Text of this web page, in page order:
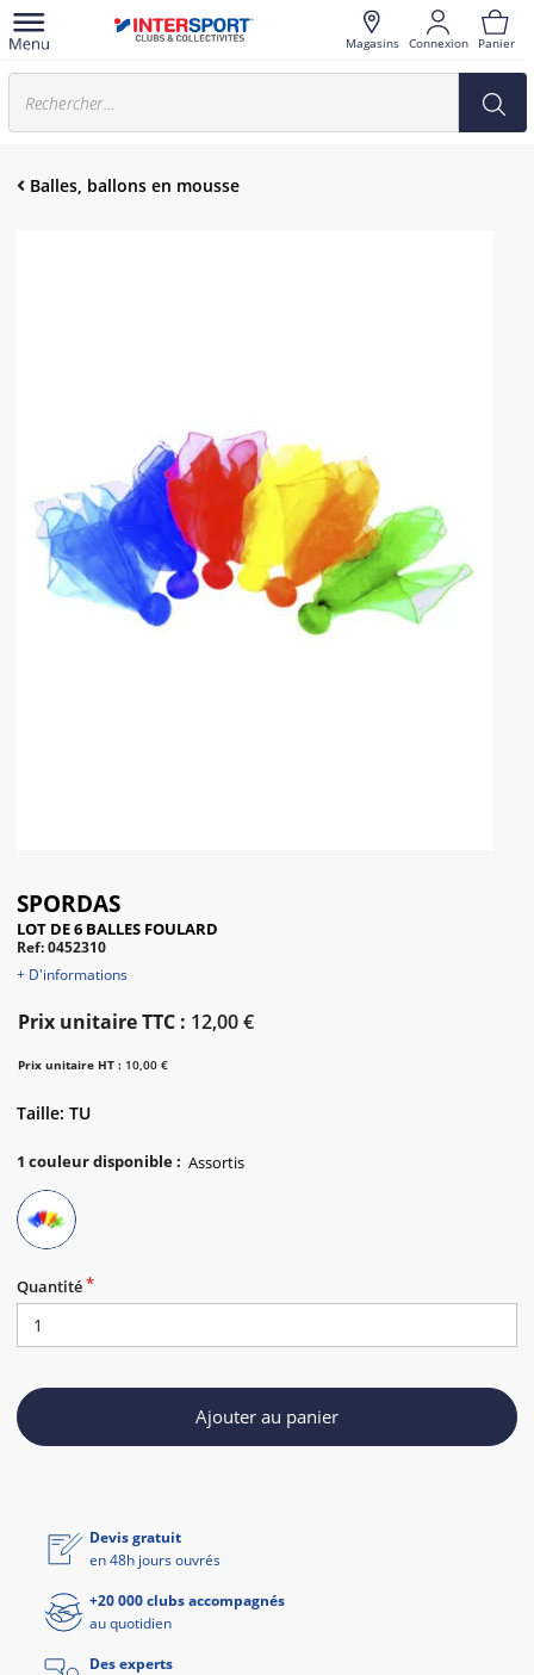
Magasins Connexion Panier
Balles, ballons en mousse
SPORDAS
LOT DE 6 BALLES FOULARD
Ref: 0452310
+ D'informations
Prix unitaire TTC : 12,00 €
Prix unitaire HT : 10,00 €
Taille: TU
1 couleur disponible:
Quantité
Ajouter au panier
Devis gratuit
en 48h jours ouvrés
+20 000 clubs accompagnés
au quotidien
Des experts